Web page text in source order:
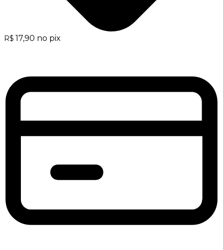
R$ 17,90 no pix